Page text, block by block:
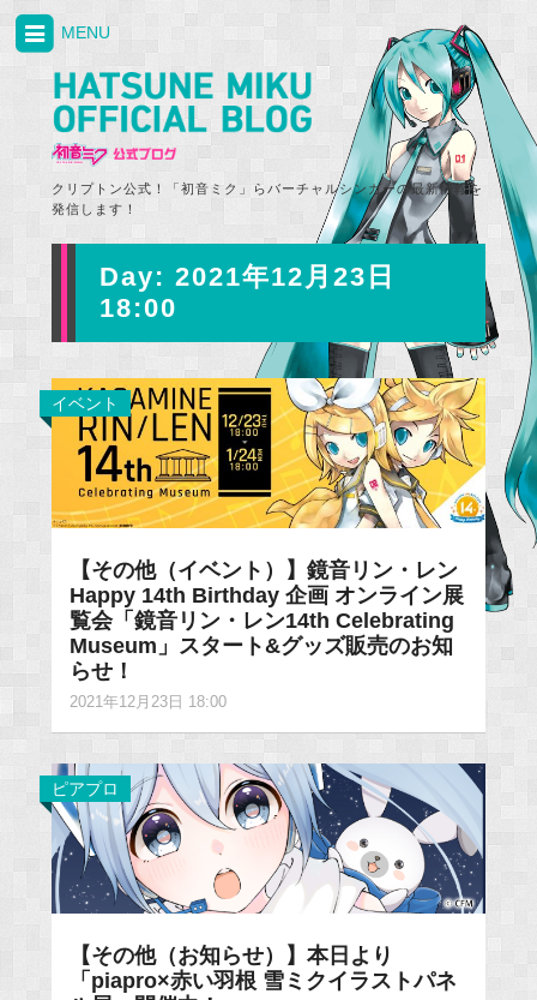
クリプトン公式！「初音ミク」らバーチャルシンガーの最新情報を
発信します！
MENU
Day: 2021年12月23日
18:00
イベント
【その他（イベント）】鏡音リン・レン
Happy 14th Birthday 企画 オンライン展
覧会「鏡音リン・レン14th Celebrating
Museum」スタート&グッズ販売のお知
らせ！
2021年12月23日 18:00
ピアプロ
【その他（お知らせ）】本日より
「piapro×赤い羽根 雪ミクイラストパネ